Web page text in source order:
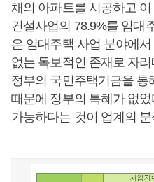
채의 아파트를 시공하고
건설사업의 78.9%를 임대
은 임대주택 사업 분야에
없는 독보적인 존재로 자
정부의 국민주택기금을 통
때문에 정부의 특혜가 없
가능하다는 것이 업계의